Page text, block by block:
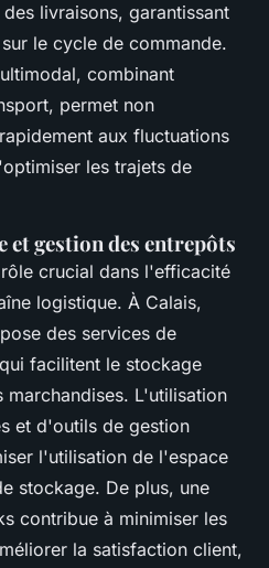
livraisons, garantissant
le cycle de commande.
combinant
permet non
aux fluctuations
les trajets de
et gestion des entrepôts
crucial dans l'efficacité
logistique. À Calais,
des services de
qui facilitent le stockage
marchandises. L'utilisation
et d'outils de gestion
l'utilisation de l'espace
stockage. De plus, une
contribue à minimiser les
la satisfaction client,